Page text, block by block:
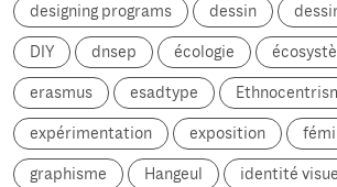
designing programs dessin
DIY dnsep écologie
erasmus esadtype
expérimentation exposition
graphisme Hangeul identité